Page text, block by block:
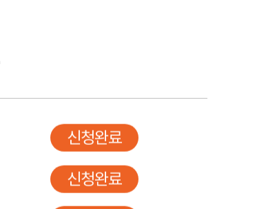
신청완료
신청완료
신청완료